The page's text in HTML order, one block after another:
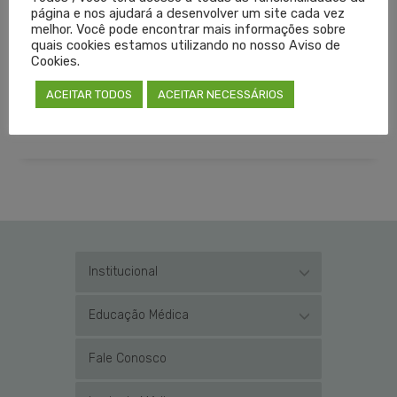
ESTRANGEIROS REVALIDA REVALIDA SIMPLIFICADO
SÃO JOSÉ DO NORTE
Institucional
Educação Médica
Fale Conosco
página e nos ajudará a desenvolver um site cada vez
melhor. Você pode encontrar mais informações sobre
quais cookies estamos utilizando no nosso Aviso de
Cookies.
ACEITAR TODOS ACEITAR NECESSÁRIOS